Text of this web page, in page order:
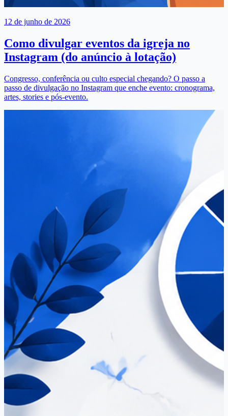
12 de junho de 2026
Como divulgar eventos da igreja no
Instagram (do anúncio à lotação)
Congresso, conferência ou culto especial chegando? O passo a
passo de divulgação no Instagram que enche evento: cronograma,
artes, stories e pós-evento.